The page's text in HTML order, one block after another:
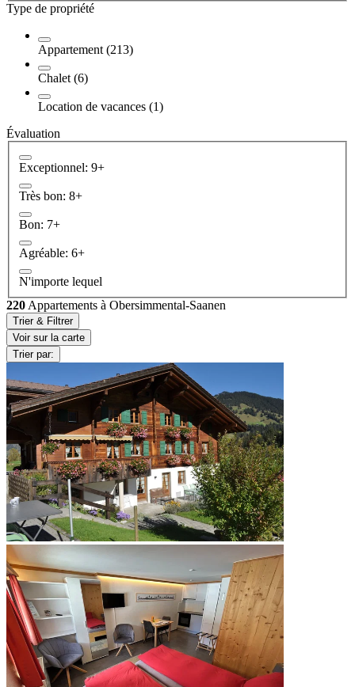
Type de propriété
Appartement (213)
Chalet (6)
Location de vacances (1)
Évaluation
Exceptionnel: 9+
Très bon: 8+
Bon: 7+
Agréable: 6+
N'importe lequel
220 Appartements à Obersimmental-Saanen
Trier & Filtrer
Voir sur la carte
Trier par: